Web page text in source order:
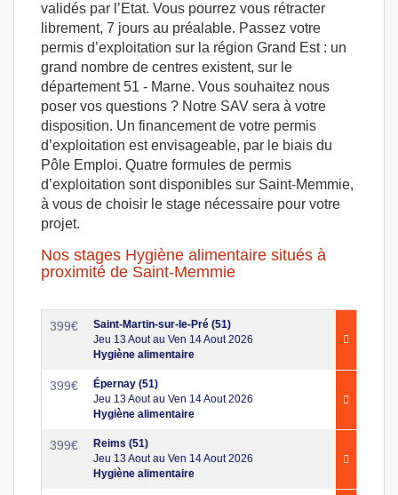
validés par l’Etat. Vous pourrez vous rétracter
librement, 7 jours au préalable. Passez votre
permis d’exploitation sur la région Grand Est : un
grand nombre de centres existent, sur le
département 51 - Marne. Vous souhaitez nous
poser vos questions ? Notre SAV sera à votre
disposition. Un financement de votre permis
d’exploitation est envisageable, par le biais du
Pôle Emploi. Quatre formules de permis
d’exploitation sont disponibles sur Saint-Memmie,
à vous de choisir le stage nécessaire pour votre
projet.
Nos stages Hygiène alimentaire situés à
proximité de Saint-Memmie
399€
Saint-Martin-sur-le-Pré (51)
Jeu 13 Aout au Ven 14 Aout 2026
Hygiène alimentaire
399€
Épernay (51)
Jeu 13 Aout au Ven 14 Aout 2026
Hygiène alimentaire
399€
Reims (51)
Jeu 13 Aout au Ven 14 Aout 2026
Hygiène alimentaire